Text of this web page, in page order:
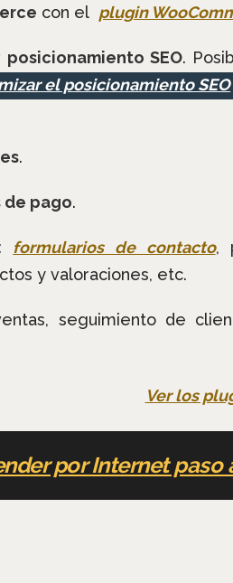
con el plugin
SEO.
el posicionamiento SEO
.
de pago.
: formularios de contacto,
y valoraciones, etc.
seguimiento de
Ver los
por Internet paso